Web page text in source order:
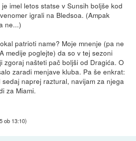
imel letos statse v Sunsih boljše kod
igrali na Bledsoa. (Ampak
ne...)
patrioti name? Moje mnenje (pa ne
medije poglejte) da so v tej sezoni
zgoraj našteti pač boljši od Dragića. O
zaradi menjave kluba. Pa še enkrat:
naprej raztural, navijam za njega
za Miami.
ob 13:10)